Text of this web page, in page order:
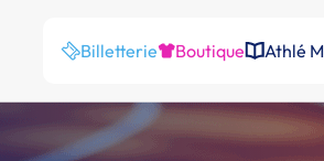
Billetterie Boutique Athlé